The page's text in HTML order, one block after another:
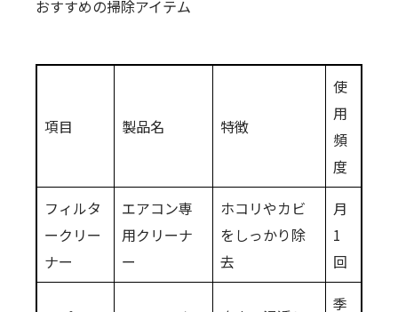
おすすめの掃除アイテム
項目 製品名 特徴
使
用
頻
度
フィルタ
ークリー
ナー
エアコン専
用クリーナ
ー
ホコリやカビ
をしっかり除
去
月
1
回
季